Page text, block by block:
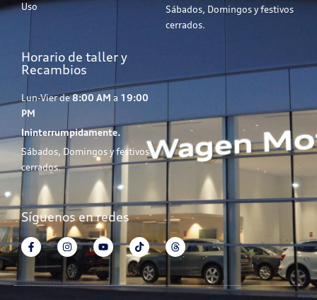
Uso
Sábados, Domingos y festivos
cerrados.
Horario de taller y
Recambios
Lun-Vier de8:00 AM a 19:00
PM
Ininterrumpidamente.
Sábados, Domingos y festivos
cerrados.
Síguenos en redes